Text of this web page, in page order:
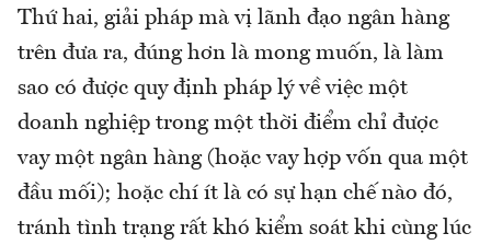
Thứ hai, giải pháp mà vị lãnh đạo ngân hàng
trên đưa ra, đúng hơn là mong muốn, là làm
sao có được quy định pháp lý về việc một
doanh nghiệp trong một thời điểm chỉ được
vay một ngân hàng (hoặc vay hợp vốn qua một
đầu mối); hoặc chí ít là có sự hạn chế nào đó,
tránh tình trạng rất khó kiểm soát khi cùng lúc